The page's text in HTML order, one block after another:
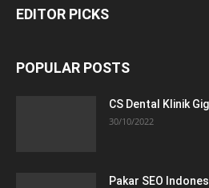
EDITOR PICKS
POPULAR POSTS
CS Dental Klinik
30/10/2022
Pakar SEO